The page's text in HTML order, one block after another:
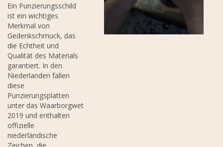
Ein Punzierungsschild
ist ein wichtiges
Merkmal von
Gedenkschmuck, das
die Echtheit und
Qualität des Materials
garantiert. In den
Niederlanden fallen
diese
Punzierungsplatten
unter das Waarborgwet
2019 und enthalten
offizielle
niederländische